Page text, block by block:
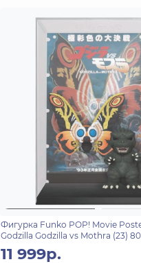
Фигурка Funko POP! Movie
Godzilla Godzilla vs Mothra (23)
11 999р.